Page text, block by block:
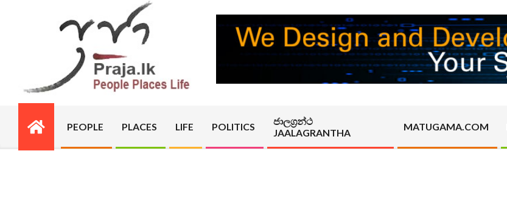
PRAJA.LK
Primary
Navigation
PEOPLE PLACES LIFE POLITICS
ජාලග්‍රන්ථ
JAALAGRANTHA
MATUGAMA.COM